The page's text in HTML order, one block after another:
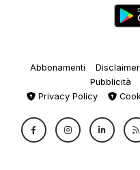
Abbonamenti Disclaimer
Pubblicità
Privacy Policy